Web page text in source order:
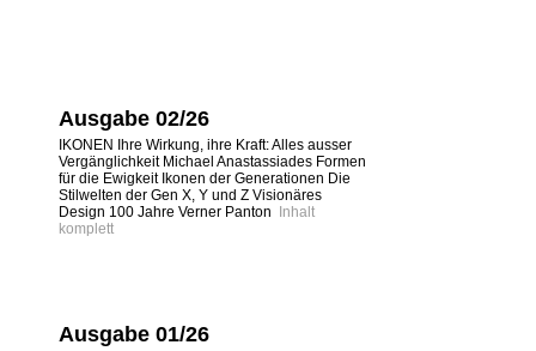
Ausgabe 02/26
IKONEN Ihre Wirkung, ihre Kraft: Alles ausser
Vergänglichkeit Michael Anastassiades Formen
für die Ewigkeit Ikonen der Generationen Die
Stilwelten der Gen X, Y und Z Visionäres
Design 100 Jahre Verner Panton
Inhalt
komplett
Ausgabe 01/26